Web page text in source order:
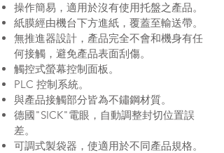
操作簡易，適用於沒有使用托盤之產品。
紙膜經由機台下方進紙，覆蓋至輸送帶。
無推進器設計，產品完全不會和機身有任
何接觸，避免產品表面刮傷。
觸控式螢幕控制面板。
PLC 控制系統。
與產品接觸部分皆為不鏽鋼材質。
德國"SICK"電眼，自動調整封切位置誤
差。
可調式製袋器，使適用於不同產品規格。